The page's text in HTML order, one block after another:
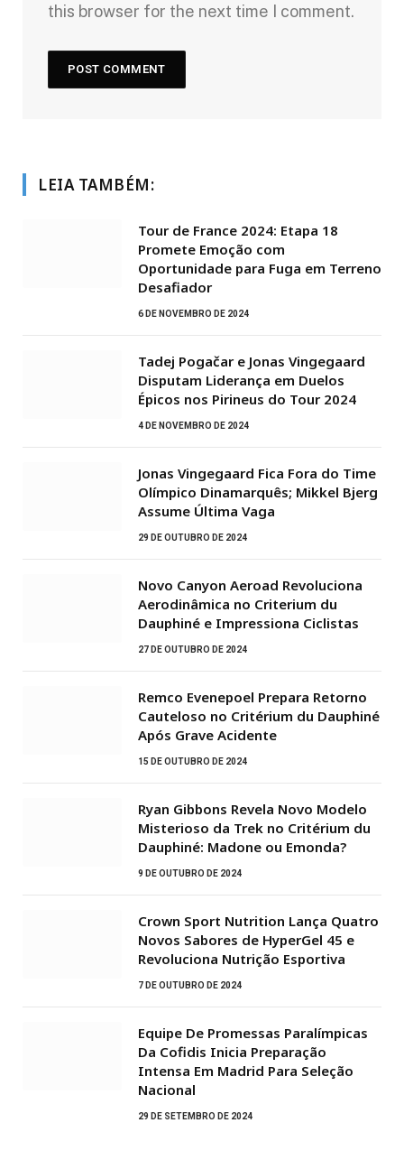
this browser for the next time I comment.
LEIA TAMBÉM:
Tour de France 2024: Etapa 18
Promete Emoção com
Oportunidade para Fuga em Terreno
Desafiador
6 DE NOVEMBRO DE 2024
Tadej Pogačar e Jonas Vingegaard
Disputam Liderança em Duelos
Épicos nos Pirineus do Tour 2024
4 DE NOVEMBRO DE 2024
Jonas Vingegaard Fica Fora do Time
Olímpico Dinamarquês; Mikkel Bjerg
Assume Última Vaga
29 DE OUTUBRO DE 2024
Novo Canyon Aeroad Revoluciona
Aerodinâmica no Criterium du
Dauphiné e Impressiona Ciclistas
27 DE OUTUBRO DE 2024
Remco Evenepoel Prepara Retorno
Cauteloso no Critérium du Dauphiné
Após Grave Acidente
15 DE OUTUBRO DE 2024
Ryan Gibbons Revela Novo Modelo
Misterioso da Trek no Critérium du
Dauphiné: Madone ou Emonda?
9 DE OUTUBRO DE 2024
Crown Sport Nutrition Lança Quatro
Novos Sabores de HyperGel 45 e
Revoluciona Nutrição Esportiva
7 DE OUTUBRO DE 2024
Equipe De Promessas Paralímpicas
Da Cofidis Inicia Preparação
Intensa Em Madrid Para Seleção
Nacional
29 DE SETEMBRO DE 2024